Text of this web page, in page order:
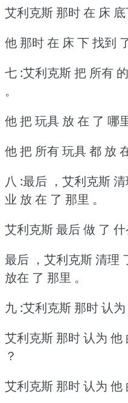
艾利克斯 那时 在 床
他 那时 在 床 下 找到
七 :艾利克斯 把 所有
。
他 把 玩具 放 在 了 哪
他 把 所有 玩具 都 放
八 :最后 ，艾利克斯
业 放 在 了 那里 。
艾利克斯 最后 做 了 什
最后 ，艾利克斯 清理
放在 了 那里 。
九 :艾利克斯 那时 认为
艾利克斯 那时 认为 他
？
艾利克斯 那时 认为 他